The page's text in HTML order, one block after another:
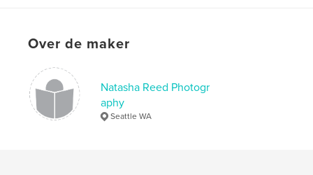
Over de maker
Natasha Reed Photogr
aphy
Seattle WA